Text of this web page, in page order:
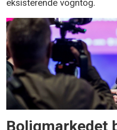
eksisterende vogntog.